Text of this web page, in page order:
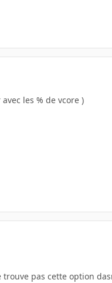
les % de vcore )
pas cette option